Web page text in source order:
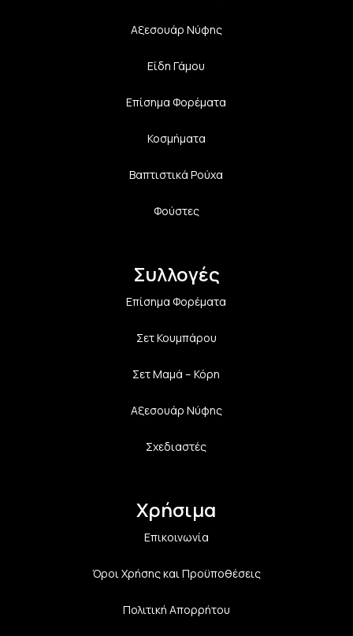
Αξεσουάρ Νύφης
Είδη Γάμου
Επίσημα Φορέματα
Κοσμήματα
Βαπτιστικά Ρούχα
Φούστες
Συλλογές
Επίσημα Φορέματα
Σετ Κουμπάρου
Σετ Μαμά – Κόρη
Αξεσουάρ Νύφης
Σχεδιαστές
Χρήσιμα
Επικοινωνία
Όροι Χρήσης και Προϋποθέσεις
Πολιτική Aπορρήτου